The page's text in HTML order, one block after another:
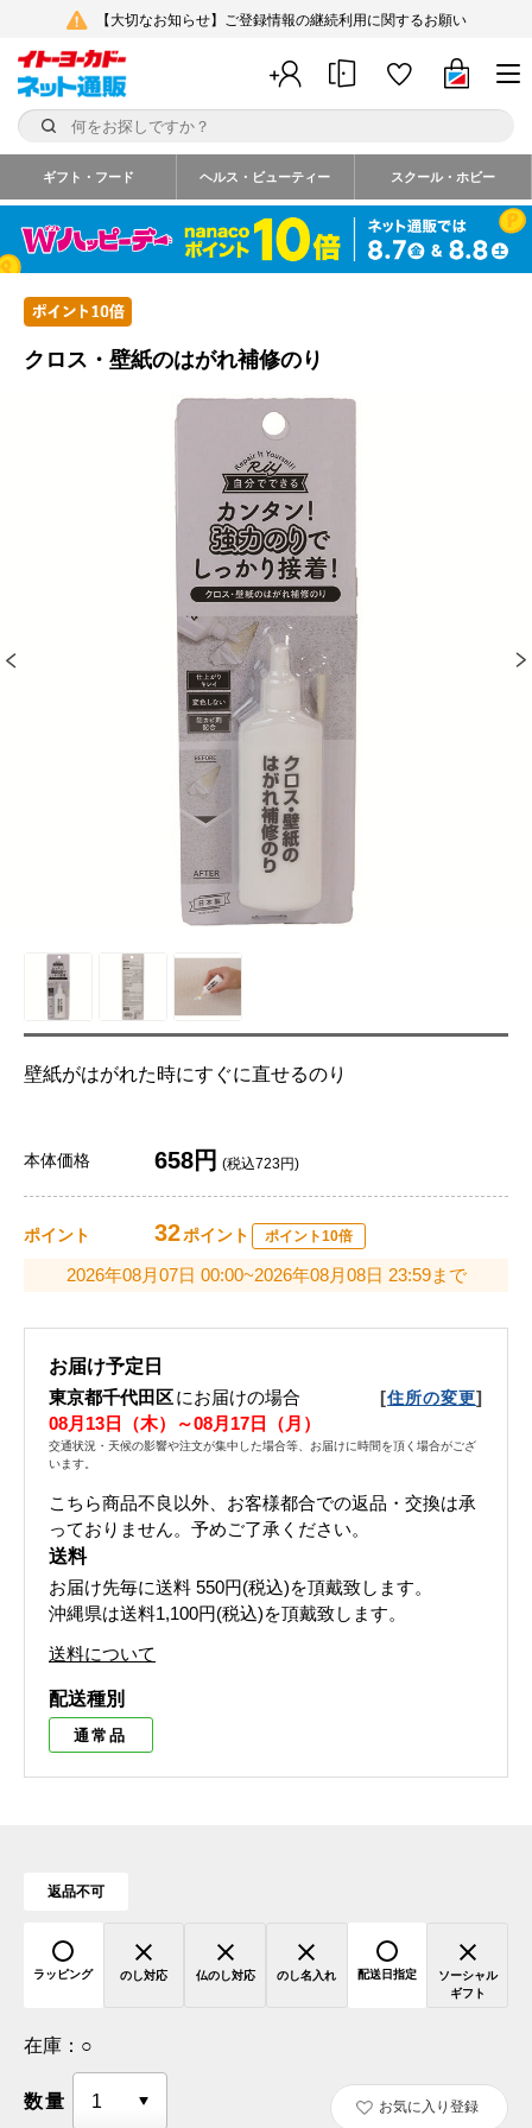
【大切なお知らせ】ご登録情報の継続利用に関するお願い
ギフト・フード ヘルス・ビューティー スクール・ホビー
クロス・壁紙のはがれ補修のり
壁紙がはがれた時にすぐに直せるのり
本体価格 658円 (税込723円)
ポイント 32ポイント ポイント10倍
2026年08月07日 00:00~2026年08月08日 23:59まで
お届け予定日
東京都千代田区にお届けの場合 [住所の変更]
08月13日（木）～08月17日（月）
交通状況・天候の影響や注文が集中した場合等、お届けに時間を頂く場合がござ
います。
こちら商品不良以外、お客様都合での返品・交換は承
っておりません。予めご了承ください。
送料
お届け先毎に送料 550円(税込)を頂戴致します。
沖縄県は送料1,100円(税込)を頂戴致します。
送料について
配送種別
通常品
返品不可
ラッピング のし対応 仏のし対応 のし名入れ 配送日指定
ソーシャル
ギフト
在庫： ○
数量 お気に入り登録